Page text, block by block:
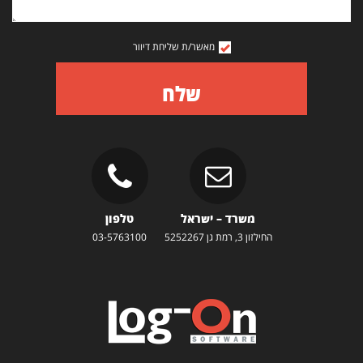
מאשר/ת שליחת דיוור
שלח
משרד – ישראל
החילזון 3, רמת גן 5252267
טלפון
03-5763100